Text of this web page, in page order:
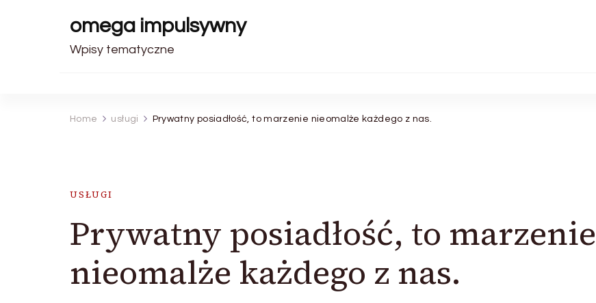
omega impulsywny
Wpisy tematyczne
Home usługi Prywatny posiadłość, to marzenie nieomalże każdego z nas.
USŁUGI
Prywatny posiadłość, to marzenie
nieomalże każdego z nas.